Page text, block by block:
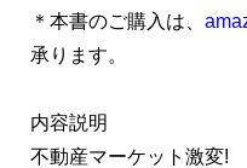
＊本書のご購入は、
承ります。
内容説明
不動産マーケット激変!